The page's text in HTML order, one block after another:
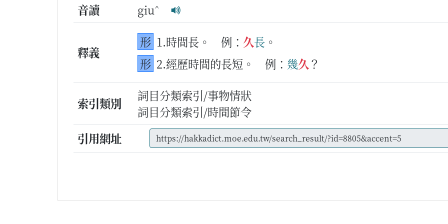
音讀 giu^
釋義
形 1.時間長。 例： 久長 。
形 2.經歷時間的長短。 例： 幾久？
索引類別
詞目分類索引/事物情狀
詞目分類索引/時間節令
引用網址